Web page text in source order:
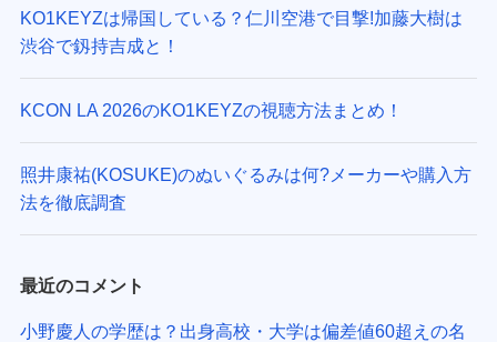
KO1KEYZは帰国している？仁川空港で目撃!加藤大樹は
渋谷で釼持吉成と！
KCON LA 2026のKO1KEYZの視聴方法まとめ！
照井康祐(KOSUKE)のぬいぐるみは何?メーカーや購入方
法を徹底調査
最近のコメント
小野慶人の学歴は？出身高校・大学は偏差値60超えの名